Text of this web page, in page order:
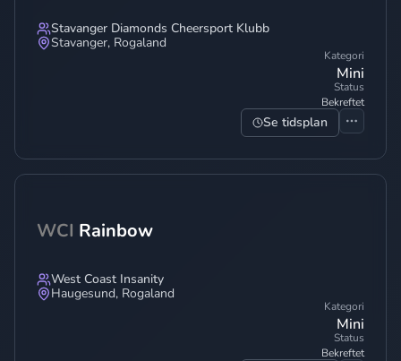
Stavanger Diamonds Cheersport Klubb
Stavanger, Rogaland
Kategori
Mini
Status
Bekreftet
Se tidsplan
WCI Rainbow
West Coast Insanity
Haugesund, Rogaland
Kategori
Mini
Status
Bekreftet